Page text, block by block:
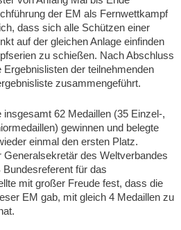
der EM als Fernwettkampf
dass sich alle Schützen einer
auf der gleichen Anlage einfinden
zu schießen. Nach Abschluss
der teilnehmenden
zusammengeführt.
insgesamt 62 Medaillen (35 Einzel-,
gewinnen und belegte
einmal den ersten Platz.
Generalsekretär des Weltverbandes
für das
mit großer Freude fest, dass die
EM gab, mit gleich 4 Medaillen zu